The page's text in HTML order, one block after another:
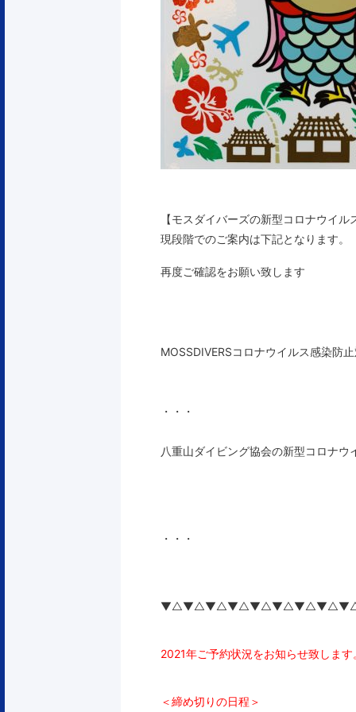
【モスダイバーズの新型コロナウイ
現段階でのご案内は下記となります。
再度ご確認をお願い致します
MOSSDIVERSコロナウイルス感染防
・・・
八重山ダイビング協会の新型コロナ
・・・
2021年ご予約状況をお知らせ致します
＜締め切りの日程＞